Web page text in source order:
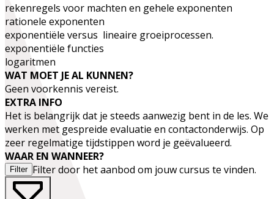
rekenregels voor machten en gehele exponenten
rationele exponenten
exponentiële versus lineaire groeiprocessen.
exponentiële functies
logaritmen
WAT MOET JE AL KUNNEN?
Geen voorkennis vereist.
EXTRA INFO
Het is belangrijk dat je steeds aanwezig bent in de les. We
werken met gespreide evaluatie en contactonderwijs. Op
zeer regelmatige tijdstippen word je geëvalueerd.
WAAR EN WANNEER?
Filter Filter door het aanbod om jouw cursus te vinden.